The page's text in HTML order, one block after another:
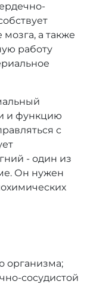
а также
работу
и функцию
с
- один из
Он нужен
организма;
сосудистой